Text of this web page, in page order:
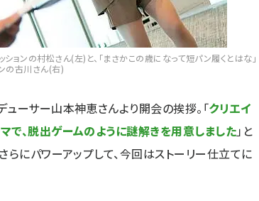
ションの村松さん(左)と、「まさかこの歳になって短パン履くとはな」
の古川さん(右)
ーサー山本神恵さんより開会の挨拶。「クリエイ
で、脱出ゲームのように謎解きを用意しました」と
らにパワーアップして、今回はストーリー仕立てに